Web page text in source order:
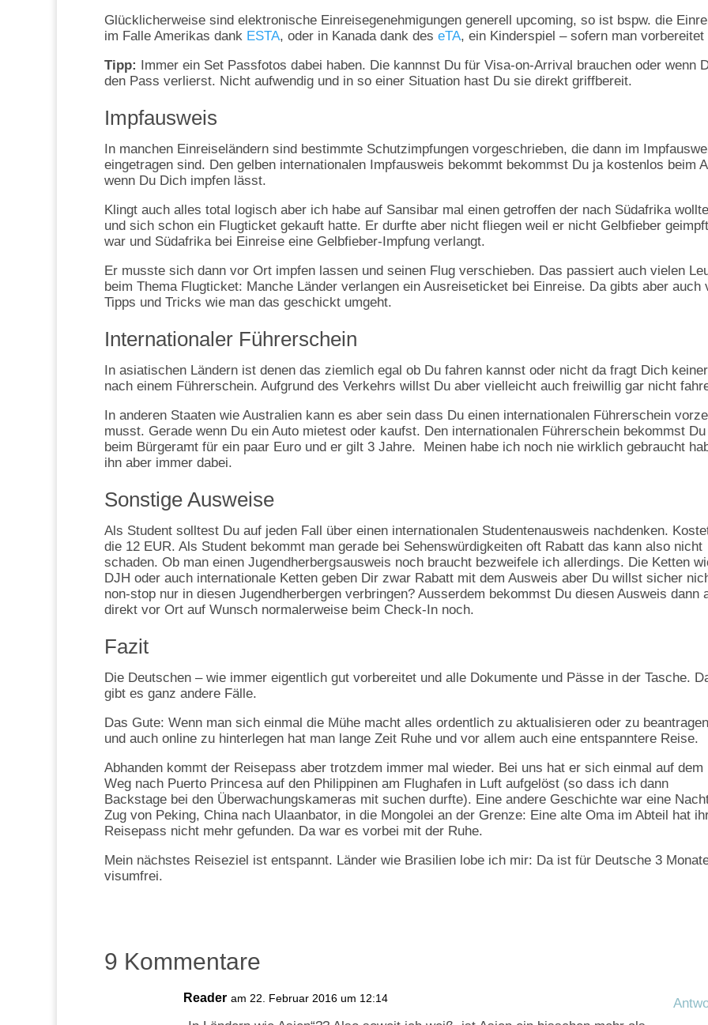
Glücklicherweise sind elektronische Einreisegenehmigungen generell upcoming, so ist bspw. die
im Falle Amerikas dank ESTA, oder in Kanada dank des eTA, ein Kinderspiel – sofern man vorbereitet
Tipp:
Immer ein Set Passfotos dabei haben. Die kannnst Du für Visa-on-Arrival brauchen oder wenn
den Pass verlierst. Nicht aufwendig und in so einer Situation hast Du sie direkt griffbereit.
Impfausweis
In manchen Einreiseländern sind bestimmte Schutzimpfungen vorgeschrieben, die dann im
eingetragen sind. Den gelben internationalen Impfausweis bekommt bekommst Du ja kostenlos beim
wenn Du Dich impfen lässt.
Klingt auch alles total logisch aber ich habe auf Sansibar mal einen getroffen der nach Südafrika wollte
und sich schon ein Flugticket gekauft hatte. Er durfte aber nicht fliegen weil er nicht Gelbfieber geimpft
war und Südafrika bei Einreise eine Gelbfieber-Impfung verlangt.
Er musste sich dann vor Ort impfen lassen und seinen Flug verschieben. Das passiert auch vielen
beim Thema Flugticket: Manche Länder verlangen ein Ausreiseticket bei Einreise. Da gibts aber auch
Tipps und Tricks wie man das geschickt umgeht.
Internationaler Führerschein
In asiatischen Ländern ist denen das ziemlich egal ob Du fahren kannst oder nicht da fragt Dich keiner
nach einem Führerschein. Aufgrund des Verkehrs willst Du aber vielleicht auch freiwillig gar nicht
In anderen Staaten wie Australien kann es aber sein dass Du einen internationalen Führerschein
musst. Gerade wenn Du ein Auto mietest oder kaufst. Den internationalen Führerschein bekommst Du
beim Bürgeramt für ein paar Euro und er gilt 3 Jahre. Meinen habe ich noch nie wirklich gebraucht
ihn aber immer dabei.
Sonstige Ausweise
Als Student solltest Du auf jeden Fall über einen internationalen Studentenausweis nachdenken.
die 12 EUR. Als Student bekommt man gerade bei Sehenswürdigkeiten oft Rabatt das kann also nicht
schaden. Ob man einen Jugendherbergsausweis noch braucht bezweifele ich allerdings. Die Ketten
DJH oder auch internationale Ketten geben Dir zwar Rabatt mit dem Ausweis aber Du willst sicher
non-stop nur in diesen Jugendherbergen verbringen? Ausserdem bekommst Du diesen Ausweis dann
direkt vor Ort auf Wunsch normalerweise beim Check-In noch.
Fazit
Die Deutschen – wie immer eigentlich gut vorbereitet und alle Dokumente und Pässe in der Tasche.
gibt es ganz andere Fälle.
Das Gute: Wenn man sich einmal die Mühe macht alles ordentlich zu aktualisieren oder zu beantragen
und auch online zu hinterlegen hat man lange Zeit Ruhe und vor allem auch eine entspanntere Reise.
Abhanden kommt der Reisepass aber trotzdem immer mal wieder. Bei uns hat er sich einmal auf dem
Weg nach Puerto Princesa auf den Philippinen am Flughafen in Luft aufgelöst (so dass ich dann
Backstage bei den Überwachungskameras mit suchen durfte). Eine andere Geschichte war eine
Zug von Peking, China nach Ulaanbator, in die Mongolei an der Grenze: Eine alte Oma im Abteil hat
Reisepass nicht mehr gefunden. Da war es vorbei mit der Ruhe.
Mein nächstes Reiseziel ist entspannt. Länder wie Brasilien lobe ich mir: Da ist für Deutsche 3
visumfrei.
9 Kommentare
Reader am 22. Februar 2016 um 12:14